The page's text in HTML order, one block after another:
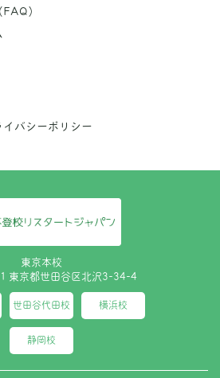
）
バシーポリシー
東京本校
東京都世田谷区北沢3-34-4
世田谷代田校 横浜校
静岡校